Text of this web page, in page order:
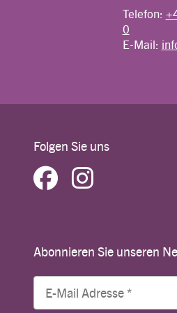
Telefon:
0
E-Mail:
Folgen Sie uns
Abonnieren Sie unseren